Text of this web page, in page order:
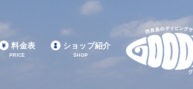
料金表
PRICE
ショップ紹介
SHOP